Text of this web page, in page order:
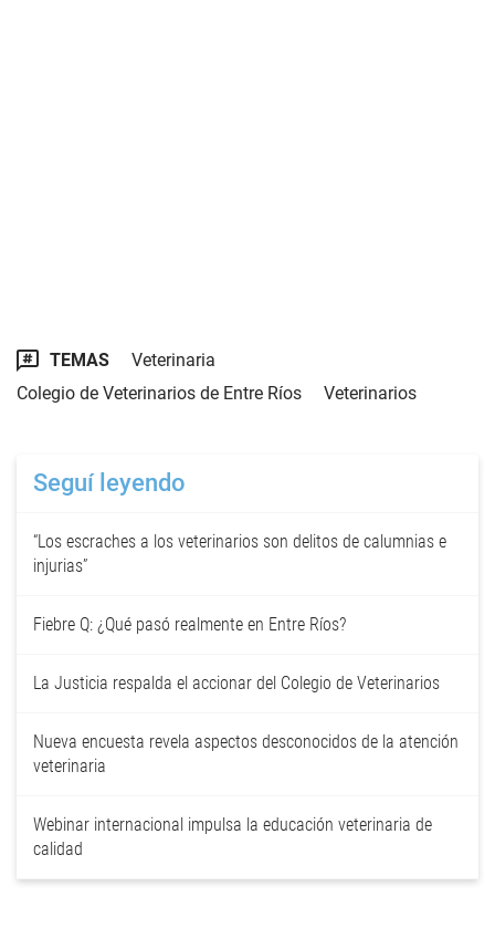
TEMAS
Veterinaria
Colegio de Veterinarios de Entre Ríos
Veterinarios
Seguí leyendo
“Los escraches a los veterinarios son delitos de calumnias e
injurias”
Fiebre Q: ¿Qué pasó realmente en Entre Ríos?
La Justicia respalda el accionar del Colegio de Veterinarios
Nueva encuesta revela aspectos desconocidos de la atención
veterinaria
Webinar internacional impulsa la educación veterinaria de
calidad